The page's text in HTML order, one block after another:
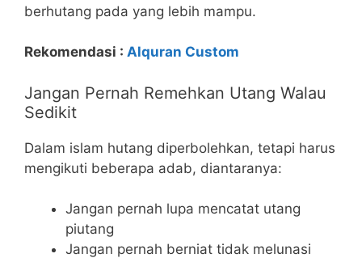
berhutang pada yang lebih mampu.
Rekomendasi : Alquran Custom
Jangan Pernah Remehkan Utang Walau
Sedikit
Dalam islam hutang diperbolehkan, tetapi harus
mengikuti beberapa adab, diantaranya:
Jangan pernah lupa mencatat utang
piutang
Jangan pernah berniat tidak melunasi